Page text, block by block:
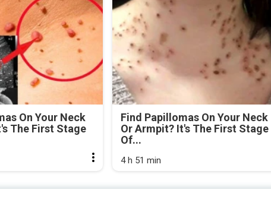
On Your Neck
The First Stage
Find Papillomas On Your Neck
Or Armpit? It's The First Stage
Of...
4 h 51 min